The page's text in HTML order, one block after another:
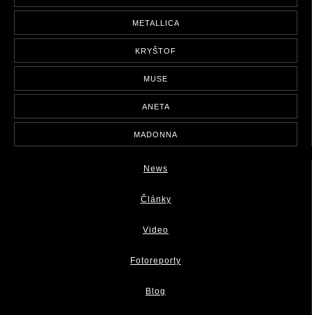
METALLICA
KRYŠTOF
MUSE
ANETA
MADONNA
News
Články
Video
Fotoreporty
Blog